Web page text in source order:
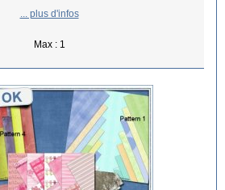
... plus d'infos
Max : 1